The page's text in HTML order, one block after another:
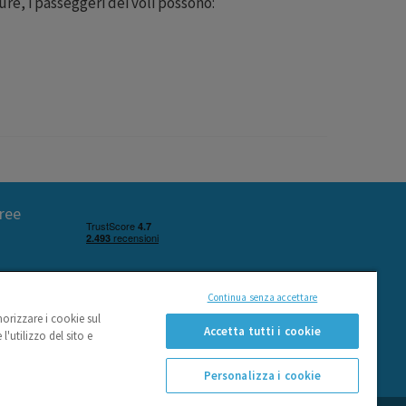
i cookie sul
l'utilizzo del sito e
Continua senza accettare
Accetta tutti i cookie
Personalizza i cookie